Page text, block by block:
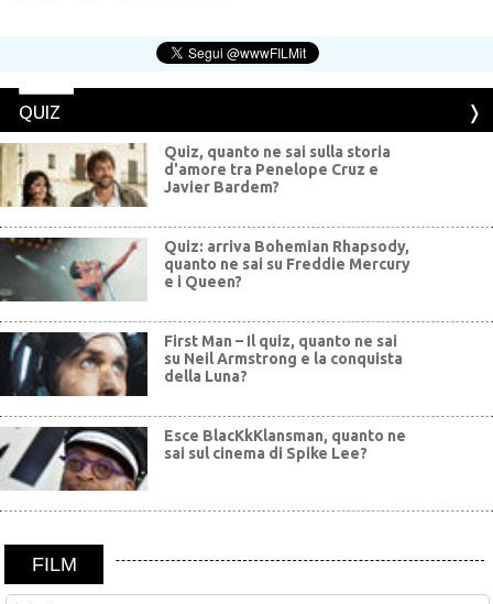
QUIZ
Quiz, quanto ne sai sulla storia
d'amore tra Penelope Cruz e
Javier Bardem?
Quiz: arriva Bohemian Rhapsody,
quanto ne sai su Freddie Mercury
e i Queen?
First Man – Il quiz, quanto ne sai
su Neil Armstrong e la conquista
della Luna?
Esce BlacKkKlansman, quanto ne
sai sul cinema di Spike Lee?